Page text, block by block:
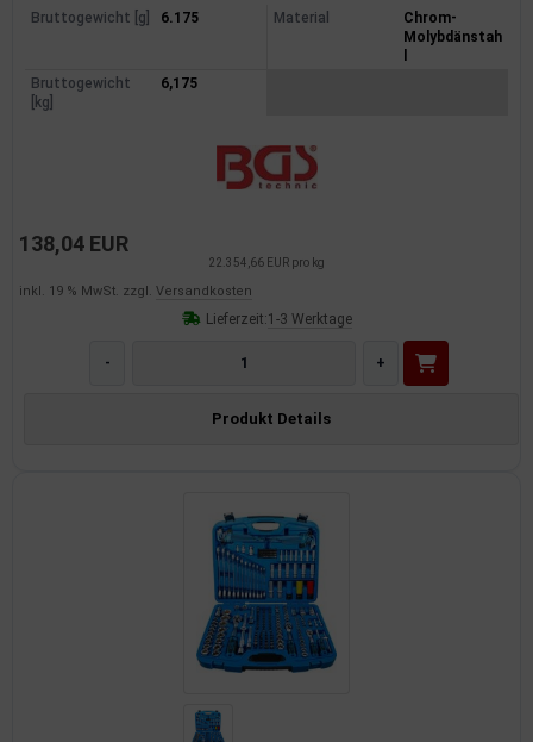
Bruttogewicht [g] 6.175 Material
Chrom-
Molybdänstah
Bruttogewicht
[kg]
6,175
138,04 EUR
22.354,66 EUR pro kg
inkl. 19 % MwSt. zzgl. Versandkosten
Lieferzeit:1-3 Werktage
- +
Produkt Details